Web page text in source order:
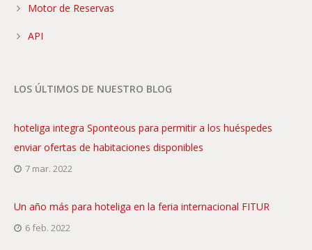
Motor de Reservas
API
LOS ÚLTIMOS DE NUESTRO BLOG
hoteliga integra Sponteous para permitir a los huéspedes
enviar ofertas de habitaciones disponibles
7 mar. 2022
Un año más para hoteliga en la feria internacional FITUR
6 feb. 2022